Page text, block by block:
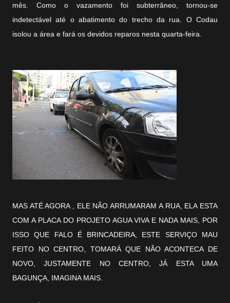
mês. Como o vazamento foi subterrâneo, tornou-se
indetectável até o abatimento do trecho da rua. O Codau
isolou a área e fará os devidos reparos nesta quarta-feira.
MAS ATÉ AGORA , ELE NÃO ARRUMARAM A RUA, ELA ESTA
COM A PLACA DO PROJETO AGUA VIVA E NADA MAIS, POR
ISSO QUE FALO É BRINCADEIRA, ESTE SERVIÇO MAU
FEITO NO CENTRO, TOMARÁ QUE NÃO ACONTECA DE
NOVO, JUSTAMENTE NO CENTRO, JÁ ESTA UMA
BAGUNÇA, IMAGINA MAIS.